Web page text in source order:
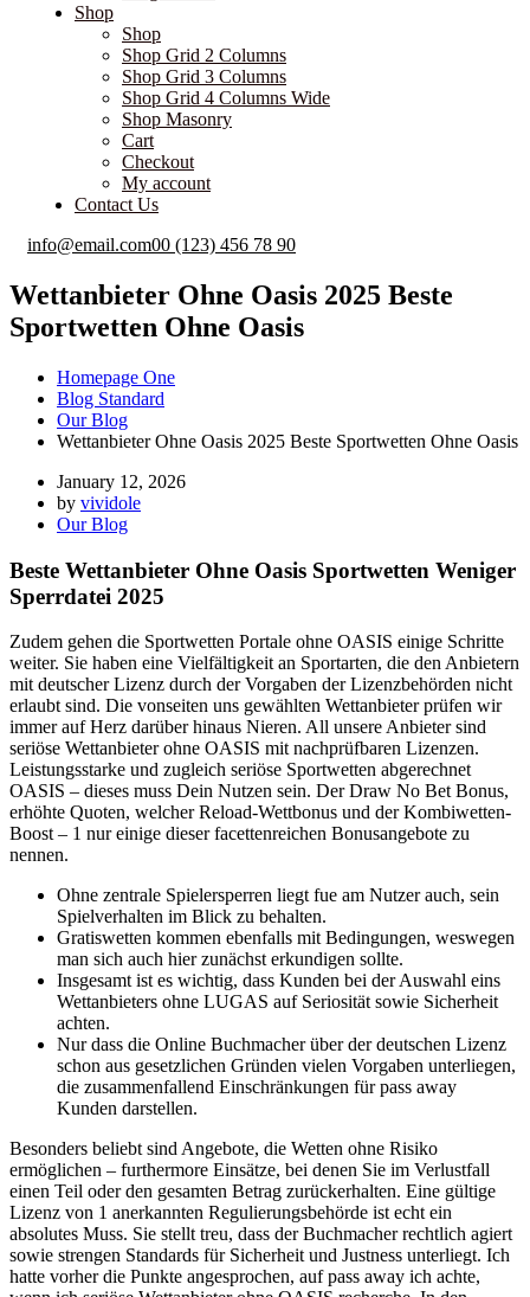
Shop
Shop
Shop Grid 2 Columns
Shop Grid 3 Columns
Shop Grid 4 Columns Wide
Shop Masonry
Cart
Checkout
My account
Contact Us
info@email.com00 (123) 456 78 90
Wettanbieter Ohne Oasis 2025 Beste
Sportwetten Ohne Oasis
Homepage One
Blog Standard
Our Blog
Wettanbieter Ohne Oasis 2025 Beste Sportwetten Ohne Oasis
January 12, 2026
by vividole
Our Blog
Beste Wettanbieter Ohne Oasis Sportwetten Weniger
Sperrdatei 2025
Zudem gehen die Sportwetten Portale ohne OASIS einige Schritte
weiter. Sie haben eine Vielfältigkeit an Sportarten, die den Anbietern
mit deutscher Lizenz durch der Vorgaben der Lizenzbehörden nicht
erlaubt sind. Die vonseiten uns gewählten Wettanbieter prüfen wir
immer auf Herz darüber hinaus Nieren. All unsere Anbieter sind
seriöse Wettanbieter ohne OASIS mit nachprüfbaren Lizenzen.
Leistungsstarke und zugleich seriöse Sportwetten abgerechnet
OASIS – dieses muss Dein Nutzen sein. Der Draw No Bet Bonus,
erhöhte Quoten, welcher Reload-Wettbonus und der Kombiwetten-
Boost – 1 nur einige dieser facettenreichen Bonusangebote zu
nennen.
Ohne zentrale Spielersperren liegt fue am Nutzer auch, sein
Spielverhalten im Blick zu behalten.
Gratiswetten kommen ebenfalls mit Bedingungen, weswegen
man sich auch hier zunächst erkundigen sollte.
Insgesamt ist es wichtig, dass Kunden bei der Auswahl eins
Wettanbieters ohne LUGAS auf Seriosität sowie Sicherheit
achten.
Nur dass die Online Buchmacher über der deutschen Lizenz
schon aus gesetzlichen Gründen vielen Vorgaben unterliegen,
die zusammenfallend Einschränkungen für pass away
Kunden darstellen.
Besonders beliebt sind Angebote, die Wetten ohne Risiko
ermöglichen – furthermore Einsätze, bei denen Sie im Verlustfall
einen Teil oder den gesamten Betrag zurückerhalten. Eine gültige
Lizenz von 1 anerkannten Regulierungsbehörde ist echt ein
absolutes Muss. Sie stellt treu, dass der Buchmacher rechtlich agiert
sowie strengen Standards für Sicherheit und Justness unterliegt. Ich
hatte vorher die Punkte angesprochen, auf pass away ich achte,